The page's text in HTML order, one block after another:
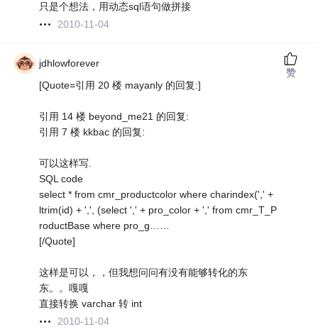
只是个想法，用动态sql语句做拼接
2010-11-04
jdhlowforever
[Quote=引用 20 楼 mayanly 的回复:]
引用 14 楼 beyond_me21 的回复:
引用 7 楼 kkbac 的回复:
可以这样写.
SQL code
select * from cmr_productcolor where charindex(',' +
ltrim(id) + ',', (select ',' + pro_color + ',' from cmr_T_P
roductBase where pro_g……
[/Quote]
这样是可以，，但我想问问有没有能够转化的东
东。。嘎嘎
直接转换 varchar 转 int
2010-11-04
赞